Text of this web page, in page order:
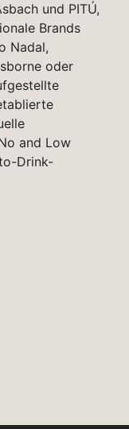
und PITÚ,
Brands
Nadal,
oder
and Low
Drink-